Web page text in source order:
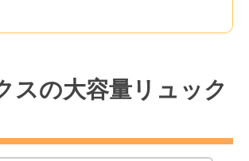
スの大容量リュック